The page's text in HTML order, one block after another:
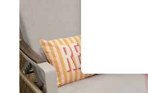
Bags & Luggage
Footwear
Hats
Linen Collection
Loafers
Polo Shirts